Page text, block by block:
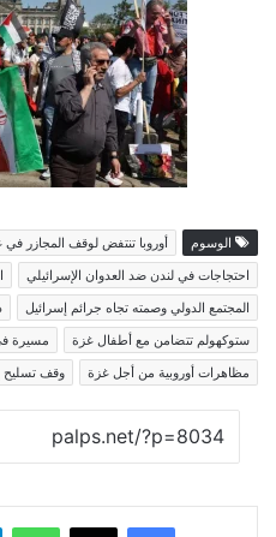
الوسوم أوروبا تنتفض لوقف المجازر في
احتجاجات في لندن ضد العدوان الإسرائيلي
المجتمع الدولي وصمته تجاه جرائم إسرائيل
ستوكهولم تتضامن مع أطفال غزة
مسيرة
مظاهرات أوروبية من أجل غزة
وقف تسليح
فيسبوك ‫X